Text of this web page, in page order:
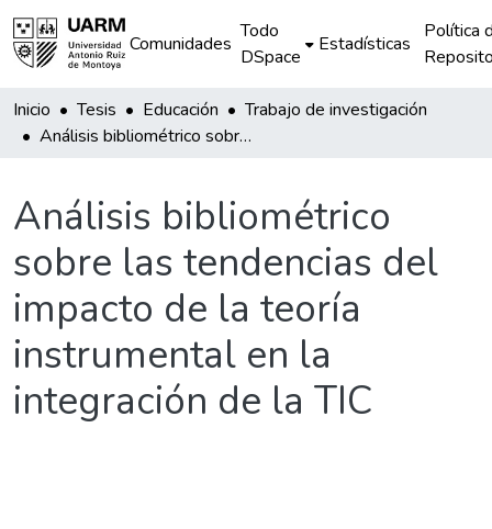
Comunidades
Todo
DSpace
Estadísticas
Política
Inicio Tesis Educación
Trabajo de investigación
Análisis bibliométrico sobre las tendencias del impacto de la teoría instrumental en la integración de la TIC
Análisis bibliométrico
sobre las tendencias del
impacto de la teoría
instrumental en la
integración de la TIC